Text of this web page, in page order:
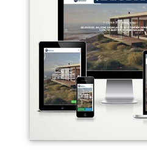
Hemen